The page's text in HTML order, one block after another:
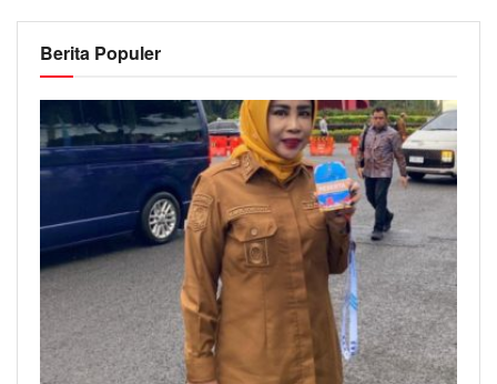
Berita Populer